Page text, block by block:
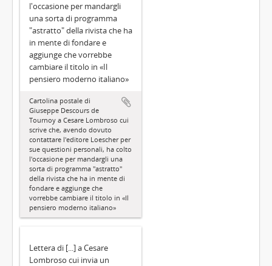
l'occasione per mandargli
una sorta di programma
"astratto" della rivista che ha
in mente di fondare e
aggiunge che vorrebbe
cambiare il titolo in «Il
pensiero moderno italiano»
Cartolina postale di
Giuseppe Descours de
Tournoy a Cesare Lombroso cui
scrive che, avendo dovuto
contattare l'editore Loescher per
sue questioni personali, ha colto
l'occasione per mandargli una
sorta di programma "astratto"
della rivista che ha in mente di
fondare e aggiunge che
vorrebbe cambiare il titolo in «Il
pensiero moderno italiano»
Lettera di [...] a Cesare
Lombroso cui invia un